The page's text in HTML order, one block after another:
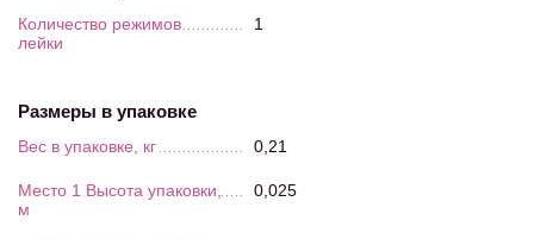
Количество режимов
лейки
1
Размеры в упаковке
Вес в упаковке, кг 0,21
Место 1 Высота упаковки,
м
0,025